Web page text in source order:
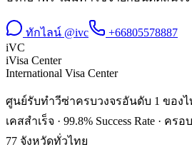
ทักไลน์ @ivc
+66805578887
iVC
iVisa Center
International Visa Center
ศูนย์รับทำวีซ่าครบวงจรอันดับ 1 ของไ
เคสสำเร็จ · 99.8% Success Rate · ค
77 จังหวัดทั่วไทย